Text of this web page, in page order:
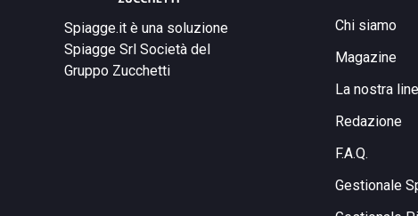
Spiagge.it è una soluzione
Spiagge Srl Società del
Gruppo Zucchetti
Chi siamo
Magazine
La nostra
Redazione
F.A.Q.
Gestionale